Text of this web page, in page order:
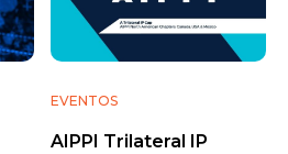
EVENTOS
AIPPI Trilateral IP